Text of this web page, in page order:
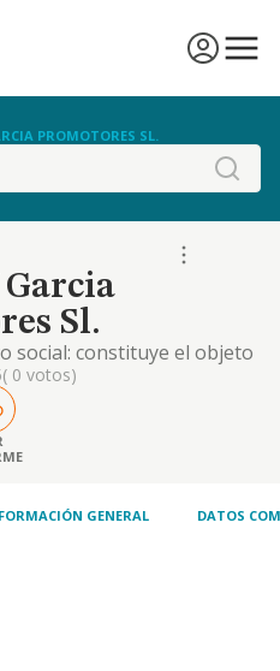
PROMOTORES SL.
Sl.
social: constituye el objeto
siguiente: la promoción,
reforma,
clase de edificaciones,
comerciales, naves
otros inmuebles,
( 0 votos)
GENERAL DATOS